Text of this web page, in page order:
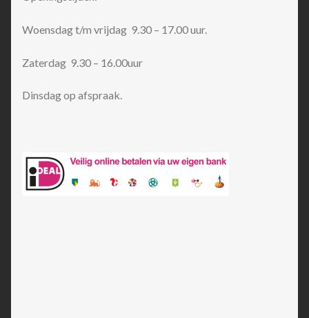
Woensdag t/m vrijdag 9.30 – 17.00 uur.
Zaterdag 9.30 – 16.00uur
Dinsdag op afspraak.